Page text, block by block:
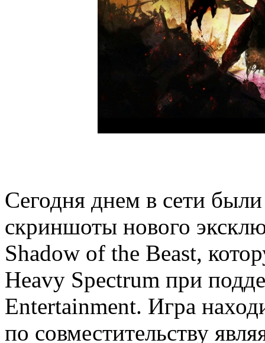
Сегодня днем в сети
скриншоты нового
Shadow of the Beast,
Heavy Spectrum при
Entertainment. Игра
по совместительству